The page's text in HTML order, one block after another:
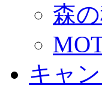
森
キャ